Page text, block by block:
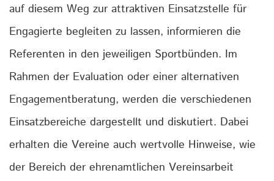
auf diesem Weg zur attraktiven Einsatzstelle für
Engagierte begleiten zu lassen, informieren die
Referenten in den jeweiligen Sportbünden. Im
Rahmen der Evaluation oder einer alternativen
Engagementberatung, werden die verschiedenen
Einsatzbereiche dargestellt und diskutiert. Dabei
erhalten die Vereine auch wertvolle Hinweise, wie
der Bereich der ehrenamtlichen Vereinsarbeit